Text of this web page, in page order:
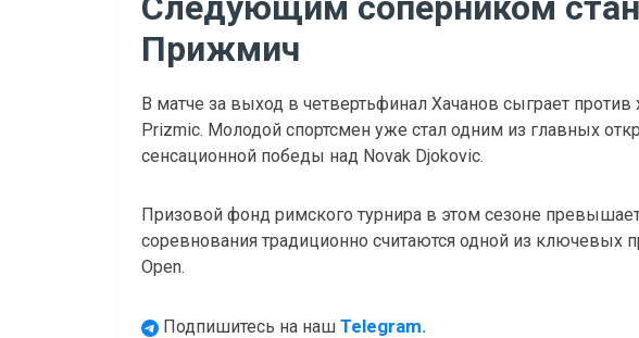
Прижмич
В матче за выход в четвертьфинал Хачанов сыграет против
Prizmic. Молодой спортсмен уже стал одним из главных
сенсационной победы над Novak Djokovic.
Призовой фонд римского турнира в этом сезоне
соревнования традиционно считаются одной из ключевых
Open.
Подпишитесь на наш Telegram.